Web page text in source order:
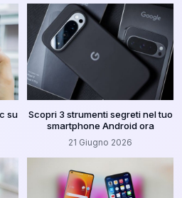
su
Scopri 3 strumenti segreti nel tuo
smartphone Android ora
21 Giugno 2026